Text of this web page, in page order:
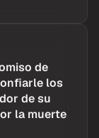
de
los
de su
la muerte